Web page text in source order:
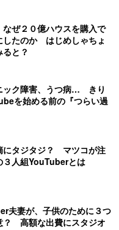
なぜ２０億ハウスを購入で
したのか はじめしゃちょ
と？
ック障害、うつ病… きり
を始める前の『つらい過
にタジタジ？ マツコが注
３人組YouTuberとは
夫妻が、子供のために３つ
？ 高額な出費にスタジオ